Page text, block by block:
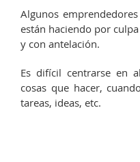
Algunos
están haciendo por
y con antelación.
Es difícil centrarse en
cosas que hacer,
tareas, ideas, etc.